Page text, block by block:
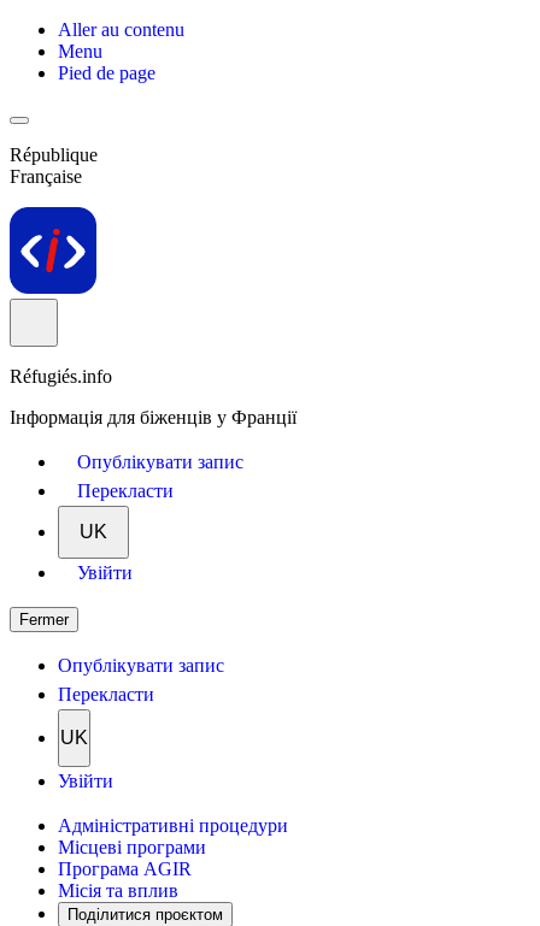
Aller au contenu
Menu
Pied de page
République
Française
Réfugiés.info
Інформація для біженців у Франції
Опублікувати запис
Перекласти
UK
Увійти
Fermer
Опублікувати запис
Перекласти
UK
Увійти
Адміністративні процедури
Місцеві програми
Програма AGIR
Місія та вплив
Поділитися проєктом